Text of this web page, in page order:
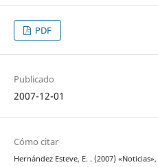
PDF
Publicado
2007-12-01
Cómo citar
Hernández Esteve, E. . (2007) «Noticias»,